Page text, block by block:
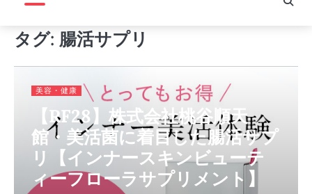
タグ: 腸活サプリ
美容・健康
【RF28】株式会社桃谷順天
館・美活菌に着目した腸活サプ
リ【インナースキンビューテ
ィーフローラサプリメント】